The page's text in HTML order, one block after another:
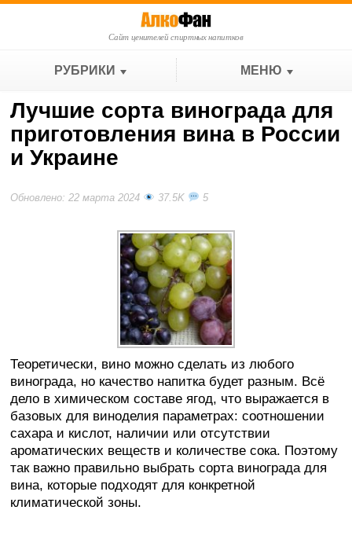
Сайт ценителей спиртных напитков
РУБРИКИ МЕНЮ
Лучшие сорта винограда для
приготовления вина в России
и Украине
Обновлено: 22 марта 2024 37.5K 5
Теоретически, вино можно сделать из любого
винограда, но качество напитка будет разным. Всё
дело в химическом составе ягод, что выражается в
базовых для виноделия параметрах: соотношении
сахара и кислот, наличии или отсутствии
ароматических веществ и количестве сока. Поэтому
так важно правильно выбрать сорта винограда для
вина, которые подходят для конкретной
климатической зоны.